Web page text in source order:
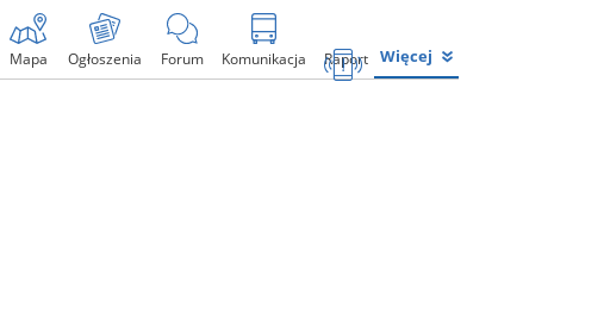
Mapa Ogłoszenia Forum Komunikacja Raport Więcej